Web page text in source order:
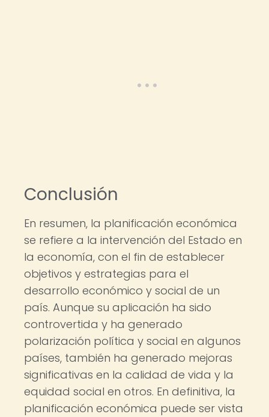
Conclusión
En resumen, la planificación económica
se refiere a la intervención del Estado en
la economía, con el fin de establecer
objetivos y estrategias para el
desarrollo económico y social de un
país. Aunque su aplicación ha sido
controvertida y ha generado
polarización política y social en algunos
países, también ha generado mejoras
significativas en la calidad de vida y la
equidad social en otros. En definitiva, la
planificación económica puede ser vista